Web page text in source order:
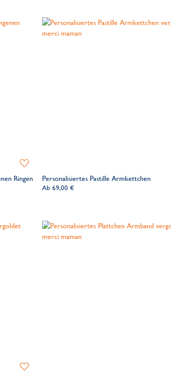
Ringen
Zur
hinzufügenPersonalisiertes Pastille Armkettchen
Ab 69,00 €
Zur